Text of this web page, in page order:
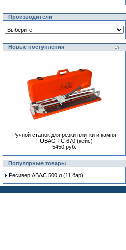
Производители
Новые поступления
Ручной станок для резки плитки и камня
FUBAG TC 670 (кейс)
5450 руб.
Популярные товары
Ресивер ABAC 500 л (11 бар)